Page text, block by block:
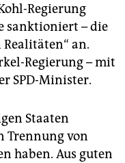
Regierung
sanktioniert – die
an.
Regierung – mit
SPD-Minister.
Staaten
Trennung von
haben. Aus guten